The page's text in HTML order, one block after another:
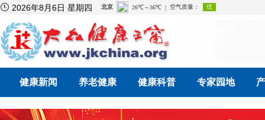
 2026年8月6日 星期四
健康新闻 养老健康 健康科普 专家园地